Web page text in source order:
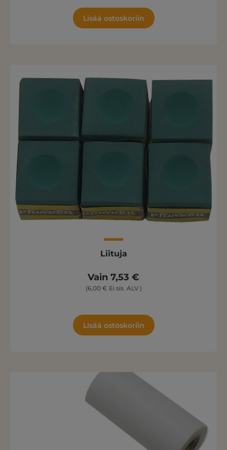
Lisää ostoskoriin
Liituja
Vain 7,53 €
(6,00 € Ei sis. ALV )
Lisää ostoskoriin